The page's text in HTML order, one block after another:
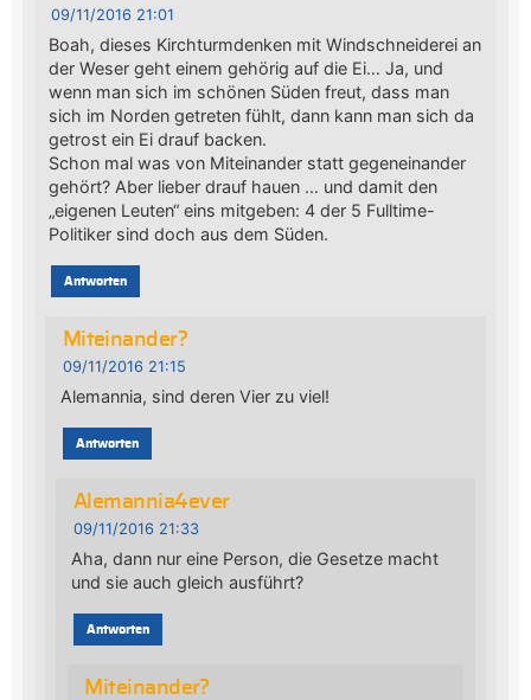
09/11/2016 21:01
Boah, dieses Kirchturmdenken mit Windschneiderei an
der Weser geht einem gehörig auf die Ei… Ja, und
wenn man sich im schönen Süden freut, dass man
sich im Norden getreten fühlt, dann kann man sich da
getrost ein Ei drauf backen.
Schon mal was von Miteinander statt gegeneinander
gehört? Aber lieber drauf hauen … und damit den
„eigenen Leuten“ eins mitgeben: 4 der 5 Fulltime-
Politiker sind doch aus dem Süden.
Antworten
Miteinander?
09/11/2016 21:15
Alemannia, sind deren Vier zu viel!
Antworten
Alemannia4ever
09/11/2016 21:33
Aha, dann nur eine Person, die Gesetze macht
und sie auch gleich ausführt?
Antworten
Miteinander?